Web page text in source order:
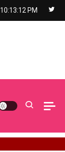
10:13:13 PM